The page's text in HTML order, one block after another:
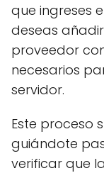
que ingreses
deseas
proveedor
necesarios
servidor.
Este proceso
guiándote
verificar que